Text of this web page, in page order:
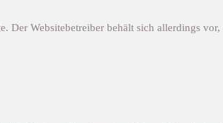
Der Websitebetreiber behält sich allerdings